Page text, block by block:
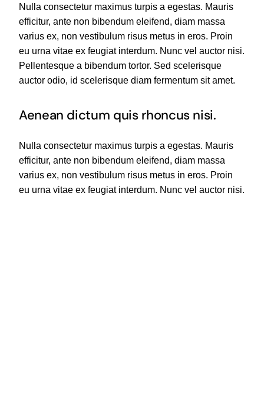
Nulla consectetur maximus turpis a egestas. Mauris
efficitur, ante non bibendum eleifend, diam massa
varius ex, non vestibulum risus metus in eros. Proin
eu urna vitae ex feugiat interdum. Nunc vel auctor nisi.
Pellentesque a bibendum tortor. Sed scelerisque
auctor odio, id scelerisque diam fermentum sit amet.
Aenean dictum quis rhoncus nisi.
Nulla consectetur maximus turpis a egestas. Mauris
efficitur, ante non bibendum eleifend, diam massa
varius ex, non vestibulum risus metus in eros. Proin
eu urna vitae ex feugiat interdum. Nunc vel auctor nisi.